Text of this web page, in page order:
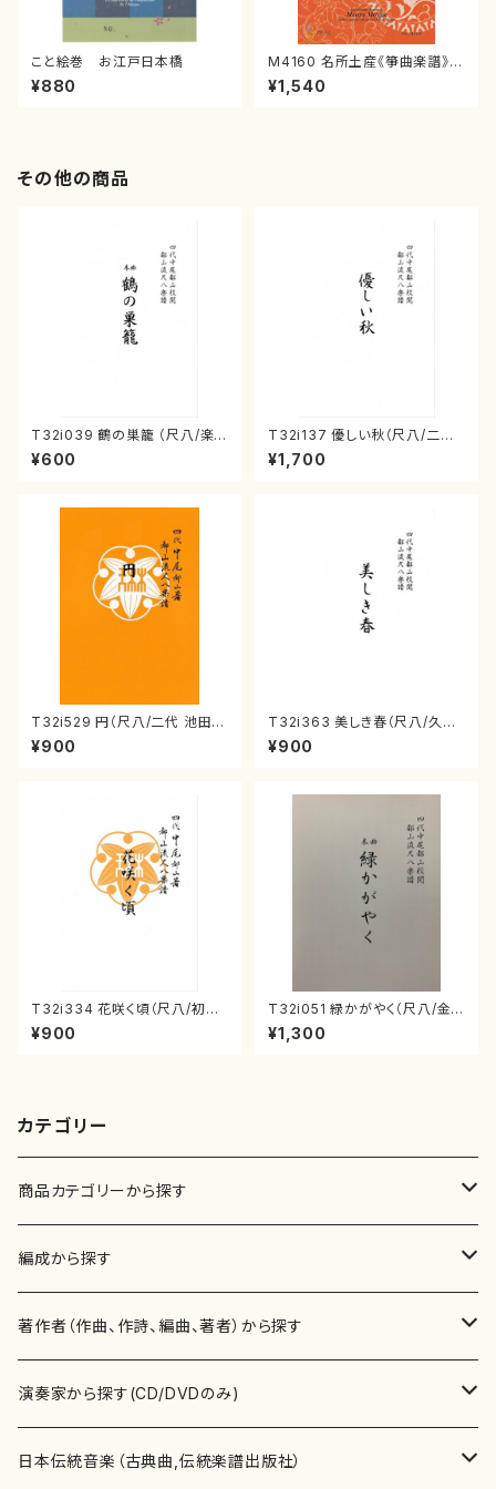
こと絵巻 お江戸日本橋
¥880
M4160 名所土産《箏曲楽譜》
（箏/宮城喜代子・宮城数江著・
宮城宗家監修/箏曲古典楽譜）
¥1,540
その他の商品
T32i039 鶴の巣籠 （尺八/楽
譜）都山no.38
¥600
T32i137 優しい秋（尺八/二代
山本邦山/尺八/都山式譜）都山
流公刊楽譜曲番:586
¥1,700
T32i529 円（尺八/二代 池田静
山/楽譜）都山流公刊楽譜曲番:2
238
¥900
T32i363 美しき春（尺八/久本
玄智/楽譜）都山流公刊楽譜曲
番:2068
¥900
T32i334 花咲く頃（尺八/初代
山川園松/楽譜）都山流公刊楽譜
曲番:2037
¥900
T32i051 緑かがやく（尺八/金
森高山/楽譜）都山流公刊楽譜曲
番：50
¥1,300
カテゴリー
商品カテゴリーから探す
楽譜
書籍
書籍
テキストブック
CD・DVD
チケット
編成から探す
邦楽器
箏・琴（ソロ）
箏・琴（合奏）
合唱
混声合唱
歌・声
著作者（作曲、作詩、編曲、著者）から探す
あ行
青木省三(アオキ ショウゾウ)
か行
演奏家から探す(CD/DVDのみ)
邦楽（箏、三味線、尺八等）演奏家
日本伝統音楽（古典曲,伝統楽譜出版社）